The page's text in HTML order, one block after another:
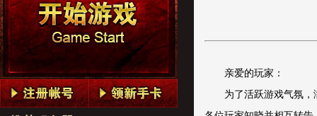
亲爱的玩家：
为了活跃游戏气氛